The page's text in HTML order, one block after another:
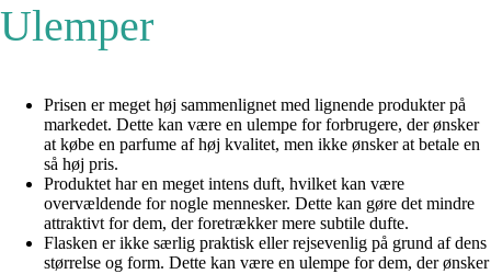
Ulemper
Prisen er meget høj sammenlignet med lignende produkter på
markedet. Dette kan være en ulempe for forbrugere, der ønsker
at købe en parfume af høj kvalitet, men ikke ønsker at betale en
så høj pris.
Produktet har en meget intens duft, hvilket kan være
overvældende for nogle mennesker. Dette kan gøre det mindre
attraktivt for dem, der foretrækker mere subtile dufte.
Flasken er ikke særlig praktisk eller rejsevenlig på grund af dens
størrelse og form. Dette kan være en ulempe for dem, der ønsker